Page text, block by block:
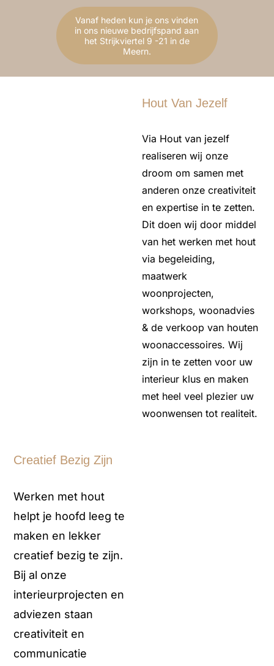
Vanaf heden kun je ons vinden
in ons nieuwe bedrijfspand aan
het Strijkviertel 9 -21 in de
Meern.
Hout Van Jezelf
Via Hout van jezelf
realiseren wij onze
droom om samen met
anderen onze creativiteit
en expertise in te zetten.
Dit doen wij door middel
van het werken met hout
via begeleiding,
maatwerk
woonprojecten,
workshops, woonadvies
& de verkoop van houten
woonaccessoires. Wij
zijn in te zetten voor uw
interieur klus en maken
met heel veel plezier uw
woonwensen tot realiteit.
Creatief Bezig Zijn
Werken met hout
helpt je hoofd leeg te
maken en lekker
creatief bezig te zijn.
Bij al onze
interieurprojecten en
adviezen staan
creativiteit en
communicatie